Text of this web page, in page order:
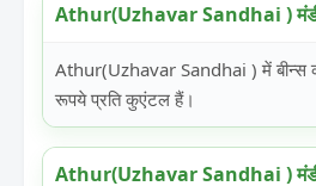
Athur(Uzhavar Sandhai ) मंडी
Athur(Uzhavar Sandhai ) में बीन्स
रूपये प्रति कुएंटल हैं।
Athur(Uzhavar Sandhai ) मंडी